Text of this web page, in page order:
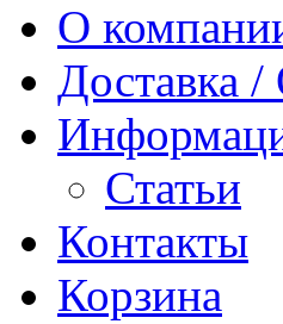
О
Доставка /
Статьи
Контакты
Корзина